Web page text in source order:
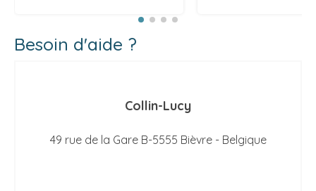
Besoin d'aide ?
Collin-Lucy
49 rue de la Gare B-5555 Bièvre - Belgique